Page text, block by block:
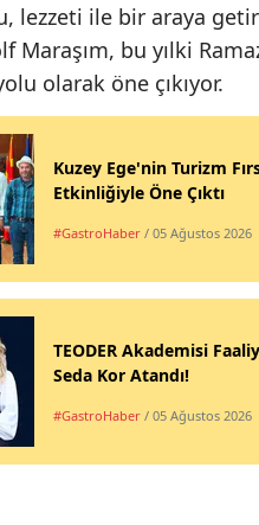
lezzeti ile bir araya
bu yılki
olarak öne çıkıyor.
Kuzey Ege'nin Turizm
Etkinliğiyle Öne Çıktı
#GastroHaber / 05 Ağustos 2026
TEODER Akademisi
Seda Kor Atandı!
#GastroHaber / 05 Ağustos 2026